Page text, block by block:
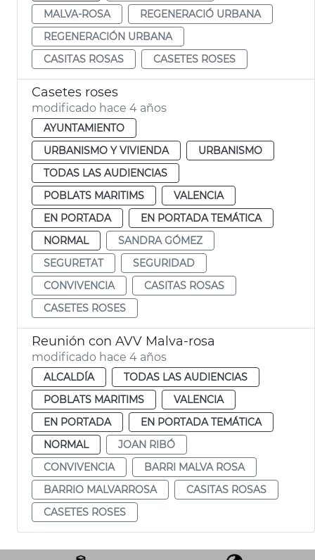
MALVA-ROSA
REGENERACIÓ URBANA
REGENERACIÓN URBANA
CASITAS ROSAS
CASETES ROSES
Casetes roses
modificado hace 4 años
AYUNTAMIENTO
URBANISMO Y VIVIENDA
URBANISMO
TODAS LAS AUDIENCIAS
POBLATS MARITIMS
VALENCIA
EN PORTADA
EN PORTADA TEMÁTICA
NORMAL
SANDRA GÓMEZ
SEGURETAT
SEGURIDAD
CONVIVENCIA
CASITAS ROSAS
CASETES ROSES
Reunión con AVV Malva-rosa
modificado hace 4 años
ALCALDÍA
TODAS LAS AUDIENCIAS
POBLATS MARITIMS
VALENCIA
EN PORTADA
EN PORTADA TEMÁTICA
NORMAL
JOAN RIBÓ
CONVIVENCIA
BARRI MALVA ROSA
BARRIO MALVARROSA
CASITAS ROSAS
CASETES ROSES